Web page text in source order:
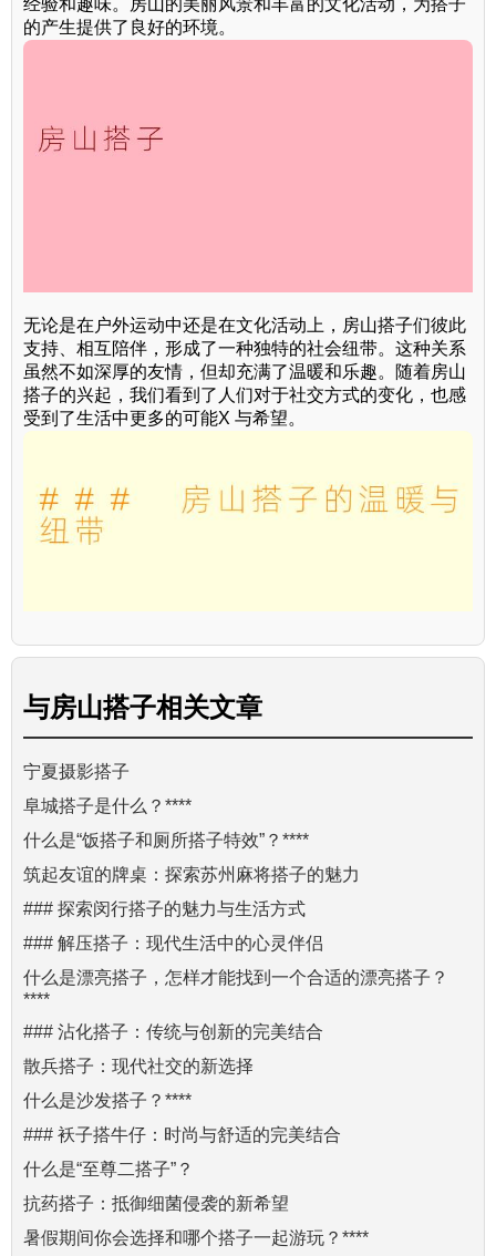
经验和趣味。房山的美丽风景和丰富的文化活动，为搭子
的产生提供了良好的环境。
无论是在户外运动中还是在文化活动上，房山搭子们彼此
支持、相互陪伴，形成了一种独特的社会纽带。这种关系
虽然不如深厚的友情，但却充满了温暖和乐趣。随着房山
搭子的兴起，我们看到了人们对于社交方式的变化，也感
受到了生活中更多的可能X 与希望。
与房山搭子相关文章
宁夏摄影搭子
阜城搭子是什么？****
什么是“饭搭子和厕所搭子特效”？****
筑起友谊的牌桌：探索苏州麻将搭子的魅力
### 探索闵行搭子的魅力与生活方式
### 解压搭子：现代生活中的心灵伴侣
什么是漂亮搭子，怎样才能找到一个合适的漂亮搭子？
****
### 沾化搭子：传统与创新的完美结合
散兵搭子：现代社交的新选择
什么是沙发搭子？****
### 袄子搭牛仔：时尚与舒适的完美结合
什么是“至尊二搭子”？
抗药搭子：抵御细菌侵袭的新希望
暑假期间你会选择和哪个搭子一起游玩？****